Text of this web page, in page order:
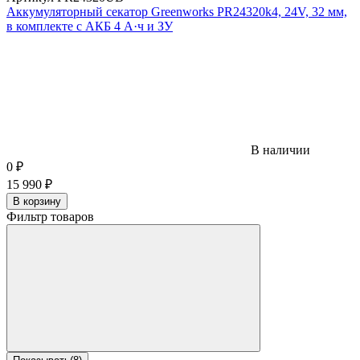
Аккумуляторный секатор Greenworks PR24320k4, 24V, 32 мм,
в комплекте с АКБ 4 А·ч и ЗУ
В наличии
0 ₽
15 990 ₽
В корзину
Фильтр товаров